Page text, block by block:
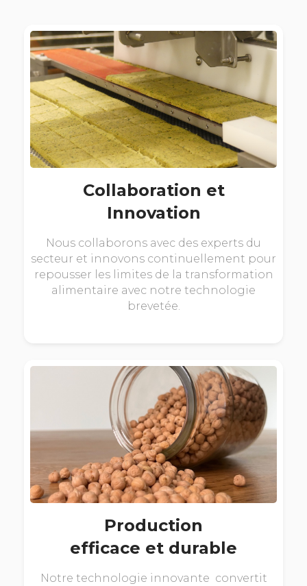
Collaboration et
Innovation
Nous collaborons avec des experts du
secteur et innovons continuellement pour
repousser les limites de la transformation
alimentaire avec notre technologie
brevetée.
Production
efficace et durable
Notre technologie innovante convertit